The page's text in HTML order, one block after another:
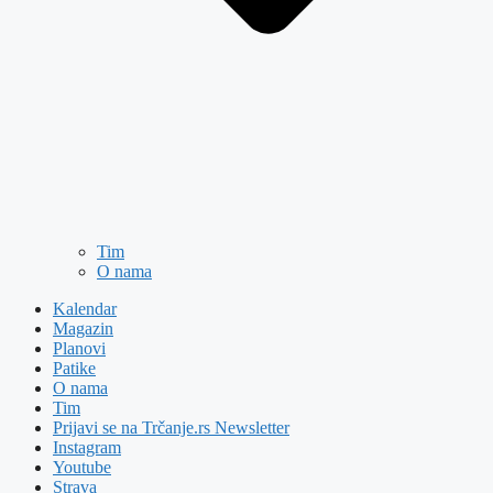
Tim
O nama
Kalendar
Magazin
Planovi
Patike
O nama
Tim
Prijavi se na Trčanje.rs Newsletter
Instagram
Youtube
Strava